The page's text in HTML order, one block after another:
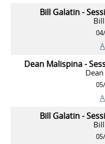
Bill Galatin -
Dean Malispina -
Bill Galatin -